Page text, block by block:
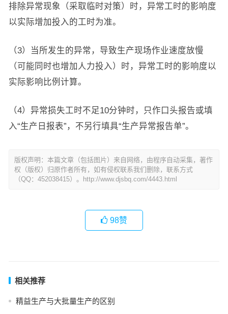
排除异常现象（采取临时对策）时，异常工时的影响度
以实际增加投入的工时为准。
（3）当所发生的异常，导致生产现场作业速度放慢
（可能同时也增加人力投入）时，异常工时的影响度以
实际影响比例计算。
（4）异常损失工时不足10分钟时，只作口头报告或填
入“生产日报表”，不另行填具“生产异常报告单”。
版权声明：本篇文章（包括图片）来自网络，由程序自动采集，著作
权（版权）归原作者所有，如有侵权联系我们删除，联系方式
（QQ：452038415）。http://www.djsbq.com/4443.html
98赞
相关推荐
精益生产与大批量生产的区别